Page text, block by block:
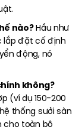
nào?Hầu như
lắp đặt cố định
động, nó
không?
(ví dụ 150-200
thống sưởi sàn
cho toàn bộ